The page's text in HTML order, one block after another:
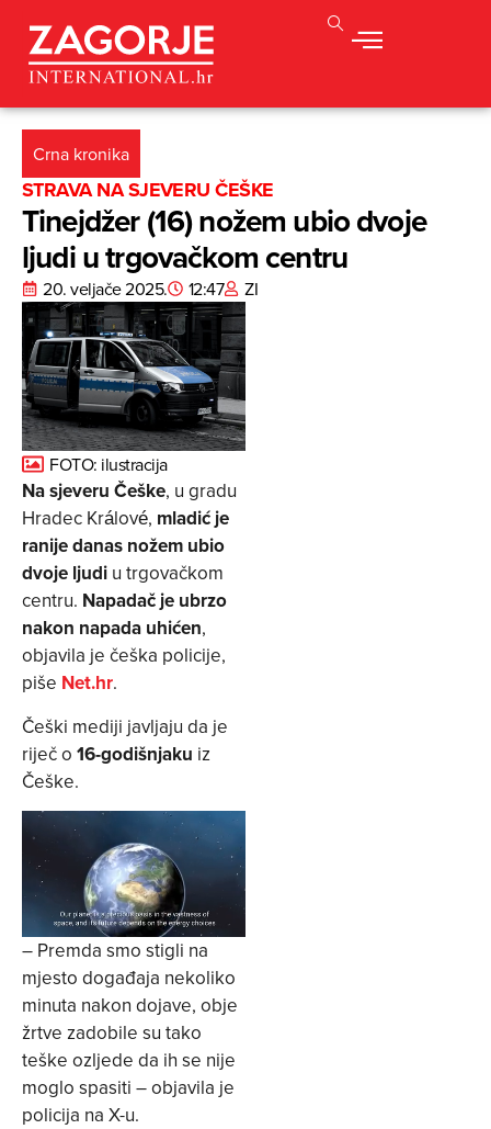
Crna kronika
STRAVA NA SJEVERU ČEŠKE
Tinejdžer (16) nožem ubio dvoje
ljudi u trgovačkom centru
20. veljače 2025. 12:47 ZI
FOTO: ilustracija
Na sjeveru Češke, u gradu
Hradec Králové, mladić je
ranije danas nožem ubio
dvoje ljudi u trgovačkom
centru. Napadač je ubrzo
nakon napada uhićen,
objavila je češka policije,
piše Net.hr.
Češki mediji javljaju da je
riječ o 16-godišnjaku iz
Češke.
– Premda smo stigli na
mjesto događaja nekoliko
minuta nakon dojave, obje
žrtve zadobile su tako
teške ozljede da ih se nije
moglo spasiti – objavila je
policija na X-u.